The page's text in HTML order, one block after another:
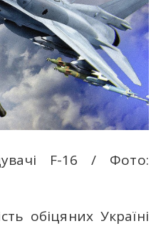
F-16 / Фото:
обіцяних Україні